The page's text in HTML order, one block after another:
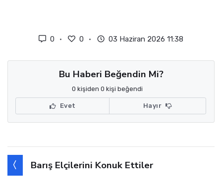
0 0 03 Haziran 2026 11:38
Bu Haberi Beğendin Mi?
0 kişiden 0 kişi beğendi
Evet Hayır
Barış Elçilerini Konuk Ettiler